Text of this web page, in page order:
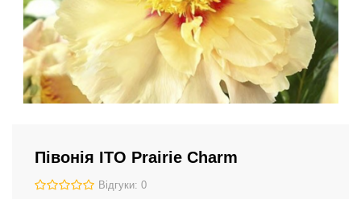
Півонія ІТО Prairie Charm
Відгуки: 0